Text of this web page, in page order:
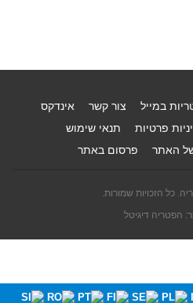
במייל צור קשר
אינדקס
פרטיות
תנאי שימוש
האתר
פרסום באתר
הפטריה דיגיטל